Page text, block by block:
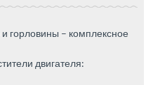
горловины – комплексное
двигателя: